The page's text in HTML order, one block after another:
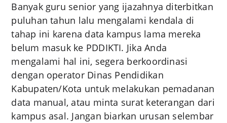
Banyak guru senior yang ijazahnya diterbitkan
puluhan tahun lalu mengalami kendala di
tahap ini karena data kampus lama mereka
belum masuk ke PDDIKTI. Jika Anda
mengalami hal ini, segera berkoordinasi
dengan operator Dinas Pendidikan
Kabupaten/Kota untuk melakukan pemadanan
data manual, atau minta surat keterangan dari
kampus asal. Jangan biarkan urusan selembar